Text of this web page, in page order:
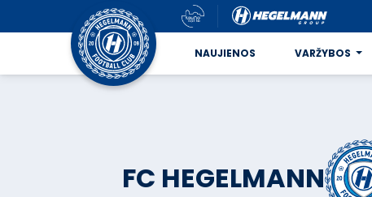
NAUJIENOS VARŽYBOS
FC HEGELMANN